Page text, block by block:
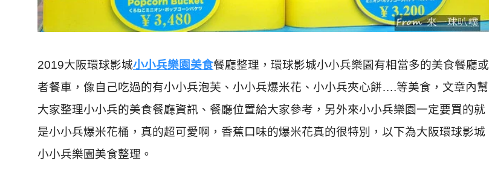
2019大阪環球影城小小兵樂園美食餐廳整理，環球影城小小兵樂園有相當多的美食餐廳或
者餐車，像自己吃過的有小小兵泡芙、小小兵爆米花、小小兵夾心餅….等美食，文章內幫
大家整理小小兵的美食餐廳資訊、餐廳位置給大家參考，另外來小小兵樂園一定要買的就
是小小兵爆米花桶，真的超可愛啊，香蕉口味的爆米花真的很特別，以下為大阪環球影城
小小兵樂園美食整理。